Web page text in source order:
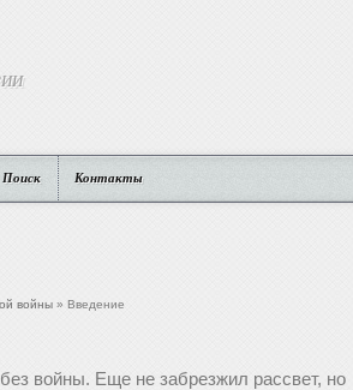
Поиск Контакты
войны » Введение
войны. Еще не забрезжил рассвет, но